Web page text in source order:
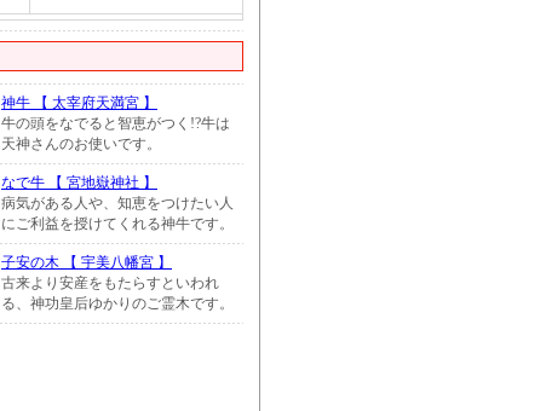
神牛 【 太宰府天満宮 】
牛の頭をなでると智恵がつく!?牛は
天神さんのお使いです。
なで牛 【 宮地嶽神社 】
病気がある人や、知恵をつけたい人
にご利益を授けてくれる神牛です。
子安の木 【 宇美八幡宮 】
古来より安産をもたらすといわれ
る、神功皇后ゆかりのご霊木です。